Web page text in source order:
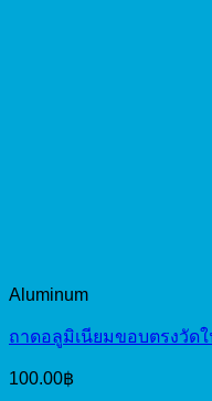
Aluminum
ถาดอลูมิเนียมขอบตรงวัดใ
100.00฿